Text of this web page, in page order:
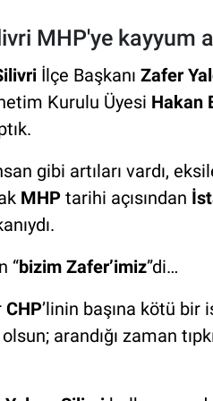
MHP'ye kayyum
İlçe Başkanı Zafer
Kurulu Üyesi Hakan
gibi artıları vardı,
MHPtarihi açısından
“bizim Zafer’imiz”di…
CHP’linin başına kötü bir
arandığı zaman